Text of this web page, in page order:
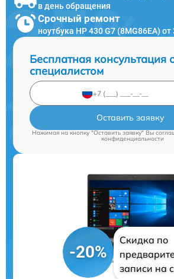
в день обращения
Срочный ремонт
ноутбука HP 430 G7 (8MG86EA)
Бесплатная консультация
специалистом
Оставить заявку
Нажимая на кнопку "Оставить заявку" Вы
конфиденциальности
-20%
Скидка по
записи на